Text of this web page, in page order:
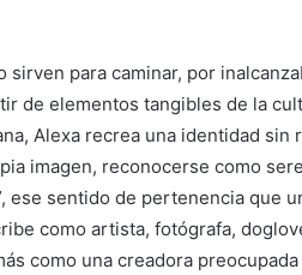
sirven para caminar, por
de elementos tangibles de la
Alexa recrea una identidad
imagen, reconocerse como
ese sentido de pertenencia que
como artista, fotógrafa,
como una creadora